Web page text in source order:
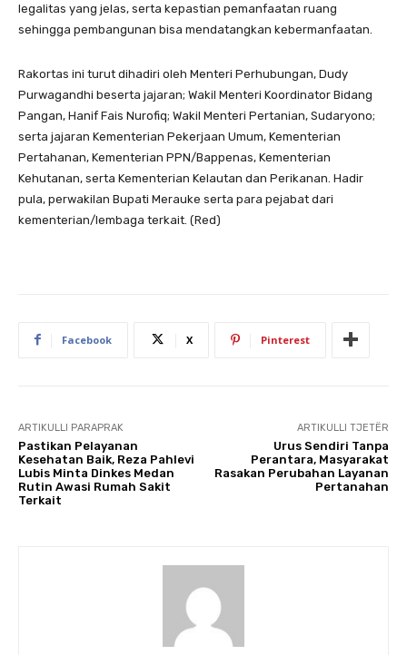
legalitas yang jelas, serta kepastian pemanfaatan ruang
sehingga pembangunan bisa mendatangkan kebermanfaatan.
Rakortas ini turut dihadiri oleh Menteri Perhubungan, Dudy
Purwagandhi beserta jajaran; Wakil Menteri Koordinator Bidang
Pangan, Hanif Fais Nurofiq; Wakil Menteri Pertanian, Sudaryono;
serta jajaran Kementerian Pekerjaan Umum, Kementerian
Pertahanan, Kementerian PPN/Bappenas, Kementerian
Kehutanan, serta Kementerian Kelautan dan Perikanan. Hadir
pula, perwakilan Bupati Merauke serta para pejabat dari
kementerian/lembaga terkait. (Red)
Facebook X Pinterest
ARTIKULLI PARAPRAK
Pastikan Pelayanan
Kesehatan Baik, Reza Pahlevi
Lubis Minta Dinkes Medan
Rutin Awasi Rumah Sakit
Terkait
ARTIKULLI TJETËR
Urus Sendiri Tanpa
Perantara, Masyarakat
Rasakan Perubahan Layanan
Pertanahan